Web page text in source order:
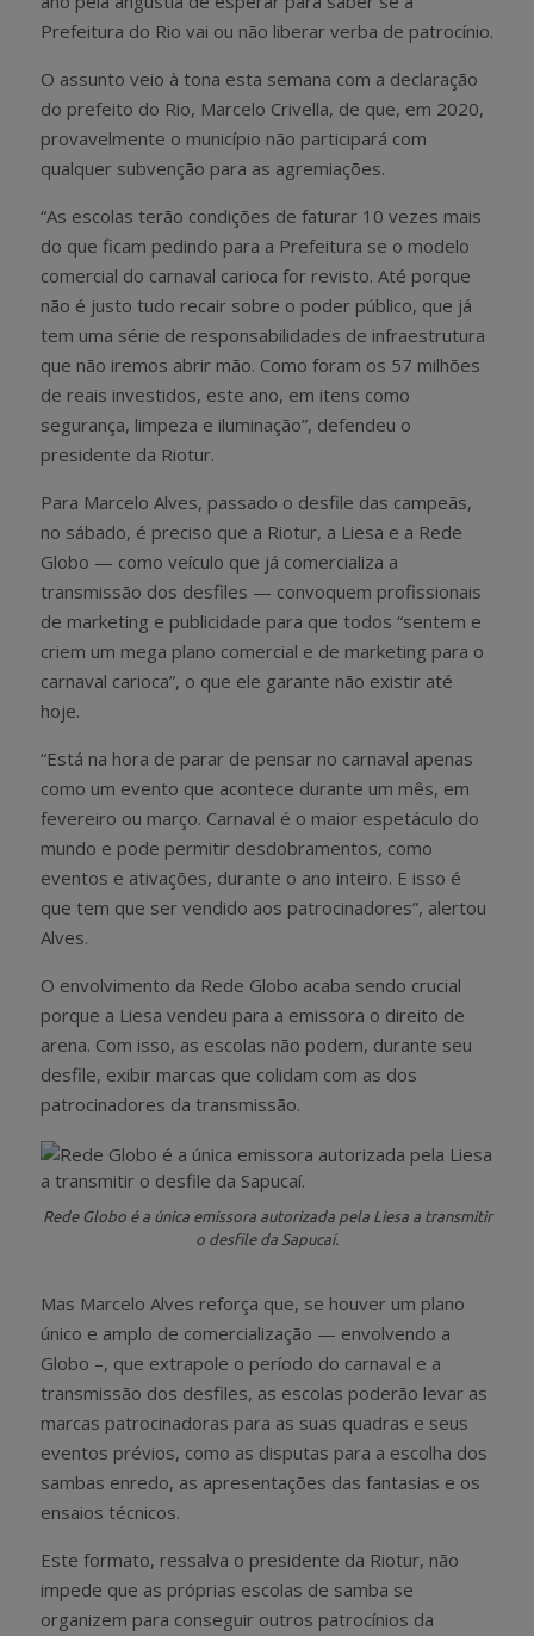
Prefeitura do Rio vai ou não liberar verba de patrocínio.
O assunto veio à tona esta semana com a declaração
do prefeito do Rio, Marcelo Crivella, de que, em 2020,
provavelmente o município não participará com
qualquer subvenção para as agremiações.
“As escolas terão condições de faturar 10 vezes mais
do que ficam pedindo para a Prefeitura se o modelo
comercial do carnaval carioca for revisto. Até porque
não é justo tudo recair sobre o poder público, que já
tem uma série de responsabilidades de infraestrutura
que não iremos abrir mão. Como foram os 57 milhões
de reais investidos, este ano, em itens como
segurança, limpeza e iluminação”, defendeu o
presidente da Riotur.
Para Marcelo Alves, passado o desfile das campeãs,
no sábado, é preciso que a Riotur, a Liesa e a Rede
Globo — como veículo que já comercializa a
transmissão dos desfiles — convoquem profissionais
de marketing e publicidade para que todos “sentem e
criem um mega plano comercial e de marketing para o
carnaval carioca”, o que ele garante não existir até
hoje.
“Está na hora de parar de pensar no carnaval apenas
como um evento que acontece durante um mês, em
fevereiro ou março. Carnaval é o maior espetáculo do
mundo e pode permitir desdobramentos, como
eventos e ativações, durante o ano inteiro. E isso é
que tem que ser vendido aos patrocinadores”, alertou
Alves.
O envolvimento da Rede Globo acaba sendo crucial
porque a Liesa vendeu para a emissora o direito de
arena. Com isso, as escolas não podem, durante seu
desfile, exibir marcas que colidam com as dos
patrocinadores da transmissão.
Rede Globo é a única emissora autorizada pela Liesa a transmitir
o desfile da Sapucaí.
Mas Marcelo Alves reforça que, se houver um plano
único e amplo de comercialização — envolvendo a
Globo –, que extrapole o período do carnaval e a
transmissão dos desfiles, as escolas poderão levar as
marcas patrocinadoras para as suas quadras e seus
eventos prévios, como as disputas para a escolha dos
sambas enredo, as apresentações das fantasias e os
ensaios técnicos.
Este formato, ressalva o presidente da Riotur, não
impede que as próprias escolas de samba se
organizem para conseguir outros patrocínios da